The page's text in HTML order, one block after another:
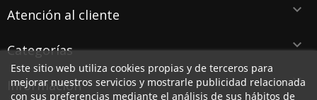
Atención al cliente keyboard_arrow_down
Categorías keyboard_arrow_down
Información keyboard_arrow_down
Este sitio web utiliza cookies propias y de terceros para
mejorar nuestros servicios y mostrarle publicidad relacionada
con sus preferencias mediante el análisis de sus hábitos de